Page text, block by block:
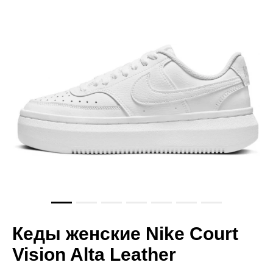
Кеды женские Nike Court
Vision Alta Leather